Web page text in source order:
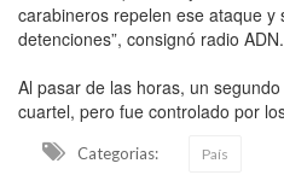
carabineros repelen ese ataque y
detenciones”, consignó radio ADN.
Al pasar de las horas, un
cuartel, pero fue controlado por
Categorias: País